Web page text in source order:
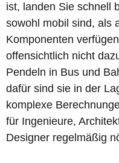
ist, landen Sie schnell
sowohl mobil sind, als
Komponenten
offensichtlich nicht
Pendeln in Bus und
dafür sind sie in der
komplexe
für Ingenieure,
Designer regelmäßig